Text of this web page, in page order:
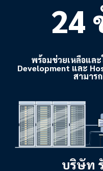
24
พร้อมช่วยเหลือแล
Development และ
สามาร
บริษัท